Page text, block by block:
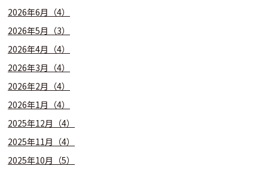
2026年6月（4）
2026年5月（3）
2026年4月（4）
2026年3月（4）
2026年2月（4）
2026年1月（4）
2025年12月（4）
2025年11月（4）
2025年10月（5）